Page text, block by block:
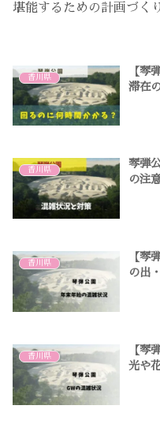
堪能するための計画づく
香川県
【琴
滞在
香川県
琴弾
の注
香川県
【琴
の出
香川県
【琴
光や